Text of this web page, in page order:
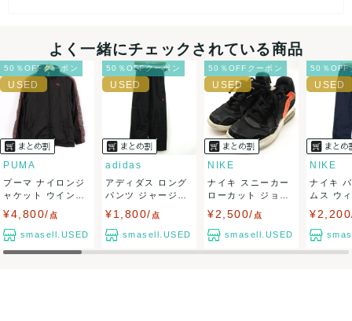
ネコポスの場合は日時指定ができませんので、ご了承下さい
ませ。
USED品に関しましては、見る方によって状態の価値観が異な
りますので、トラブルを避けるため、神経質な方や完璧な商
品を求められる方は御購入をお控えください。
また商品には細心の注意をはらっておりますが、何かござい
よく一緒にチェックされている商品
50％OFFクーポン
PUMA
プーマ ナイロンジ
ャケット ウインド
¥4,800/ 点
smasell.USED
50％OFFクーポン
adidas
アディダス ロング
パンツ ジャージパ
¥1,800/ 点
smasell.USED
50％OFFクーポン
NIKE
ナイキ スニーカー
ローカット ジョー
¥2,500/ 点
smasell.USED
50％OFF
NIKE
ナイキ
ムス ウ